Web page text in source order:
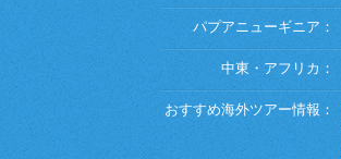
パプアニューギニア：
中東・アフリカ：
おすすめ海外ツアー情報：